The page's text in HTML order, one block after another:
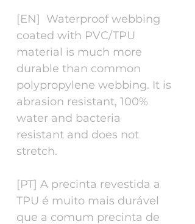
[EN] Waterproof webbing
coated with PVC/TPU
material is much more
durable than common
polypropylene webbing. It is
abrasion resistant, 100%
water and bacteria
resistant and does not
stretch.
[PT] A precinta revestida a
TPU é muito mais durável
que a comum precinta de